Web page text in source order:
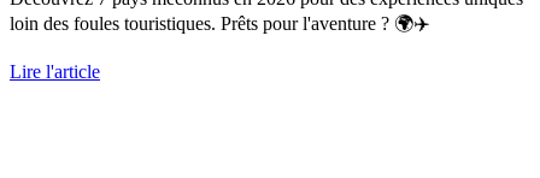
loin des foules touristiques. Prêts pour l'aventure ? 🌍✈️
Lire l'article